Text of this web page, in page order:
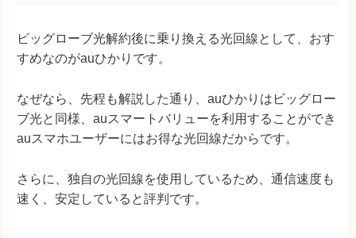
ビッグローブ光解約後に乗り換える光回線として、おす
すめなのがauひかりです。
なぜなら、先程も解説した通り、auひかりはビッグロー
ブ光と同様、auスマートバリューを利用することができ
auスマホユーザーにはお得な光回線だからです。
さらに、独自の光回線を使用しているため、通信速度も
速く、安定していると評判です。